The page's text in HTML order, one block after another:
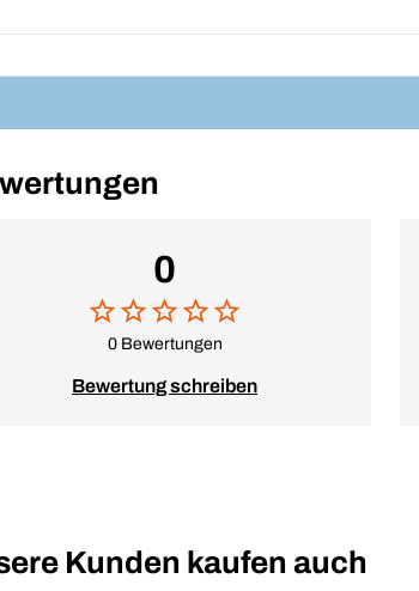
0
0 Bewertungen
Bewertung schreiben
Kunden kaufen auch